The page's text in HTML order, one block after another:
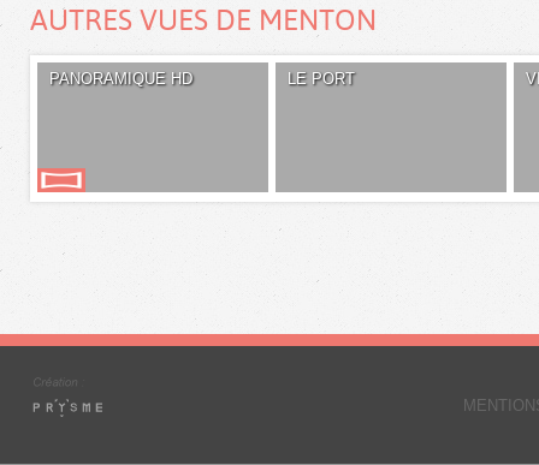
AUTRES VUES DE MENTON
PANORAMIQUE HD LE PORT